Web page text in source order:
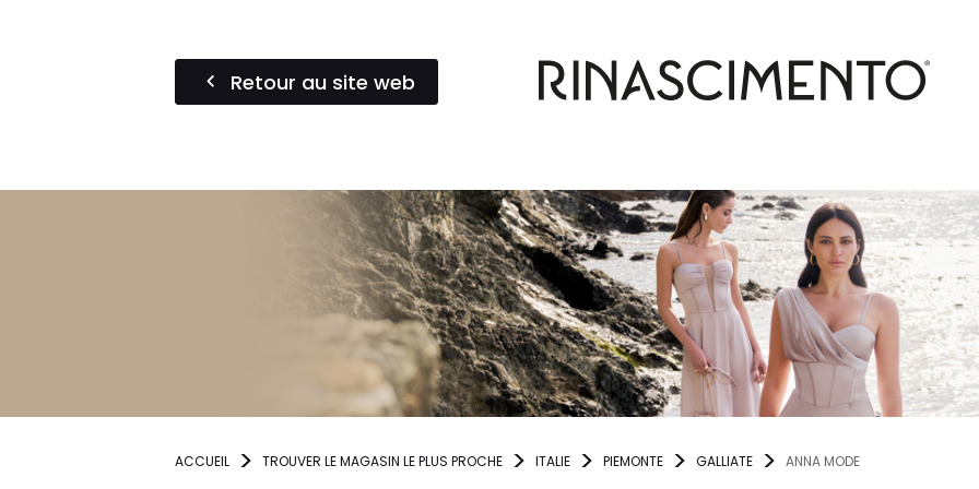
Retour au site web
ACCUEIL TROUVER LE MAGASIN LE PLUS PROCHE ITALIE PIEMONTE GALLIATE ANNA MODE